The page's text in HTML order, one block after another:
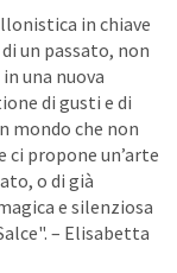
in chiave
un passato, non
una nuova
di gusti e di
mondo che non
propone un’arte
o di già
e silenziosa
– Elisabetta